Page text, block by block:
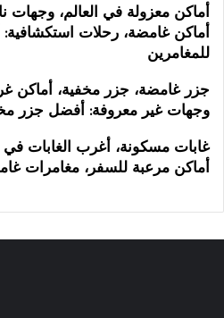
أماكن معزولة في العالم، وجهات
أماكن غامضة، رحلات
للمغامرين
جزر غامضة، جزر مخفية، أماكن
وجهات غير معروفة: أفضل جزر
غابات مسكونة، أغرب الغابات في
أماكن مرعبة للسفر، مغامرات